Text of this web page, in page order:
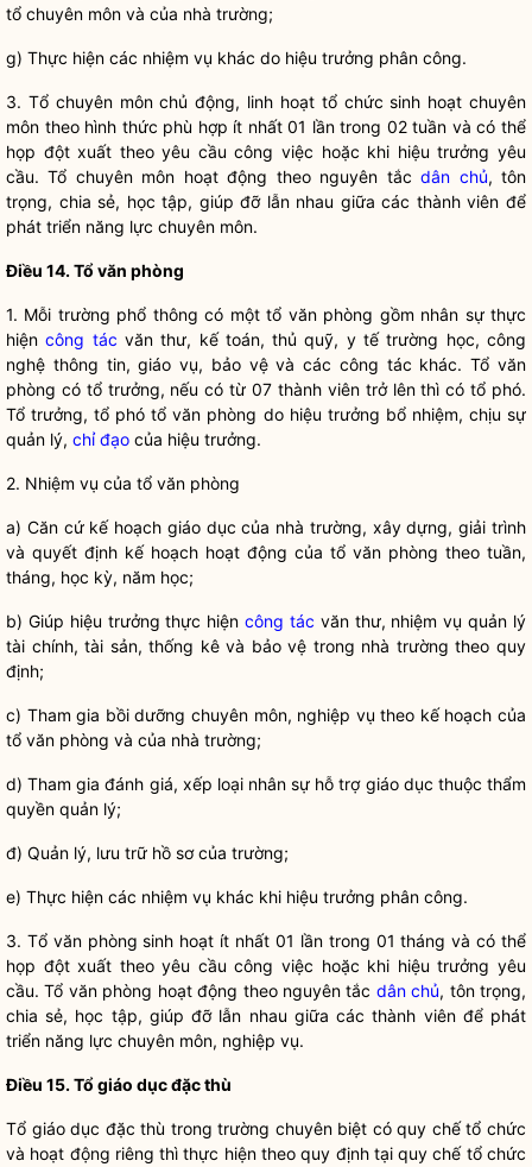
tổ chuyên môn và của nhà trường;
g) Thực hiện các nhiệm vụ khác do hiệu trưởng phân công.
3. Tổ chuyên môn chủ động, linh hoạt tổ chức sinh hoạt chuyên
môn theo hình thức phù hợp ít nhất 01 lần trong 02 tuần và có thể
họp đột xuất theo yêu cầu công việc hoặc khi hiệu trưởng yêu
cầu. Tổ chuyên môn hoạt động theo nguyên tắcdân chủ, tôn
trọng, chia sẻ, học tập, giúp đỡ lẫn nhau giữa các thành viên để
phát triển năng lực chuyên môn.
Điều 14. Tổ văn phòng
1. Mỗi trường phổ thông có một tổ văn phòng gồm nhân sự thực
hiệncông tác văn thư, kế toán, thủ quỹ, y tế trường học, công
nghệ thông tin, giáo vụ, bảo vệ và các công tác khác. Tổ văn
phòng có tổ trưởng, nếu có từ 07 thành viên trở lên thì có tổ phó.
Tổ trưởng, tổ phó tổ văn phòng do hiệu trưởng bổ nhiệm, chịu sự
quản lý, chỉ đạo của hiệu trưởng.
2. Nhiệm vụ của tổ văn phòng
a) Căn cứ kế hoạch giáo dục của nhà trường, xây dựng, giải trình
và quyết định kế hoạch hoạt động của tổ văn phòng theo tuần,
tháng, học kỳ, năm học;
b) Giúp hiệu trưởng thực hiệncông tác văn thư, nhiệm vụ quản lý
tài chính, tài sản, thống kê và bảo vệ trong nhà trường theo quy
định;
c) Tham gia bồi dưỡng chuyên môn, nghiệp vụ theo kế hoạch của
tổ văn phòng và của nhà trường;
d) Tham gia đánh giá, xếp loại nhân sự hỗ trợ giáo dục thuộc thẩm
quyền quản lý;
đ) Quản lý, lưu trữ hồ sơ của trường;
e) Thực hiện các nhiệm vụ khác khi hiệu trưởng phân công.
3. Tổ văn phòng sinh hoạt ít nhất 01 lần trong 01 tháng và có thể
họp đột xuất theo yêu cầu công việc hoặc khi hiệu trưởng yêu
cầu. Tổ văn phòng hoạt động theo nguyên tắc dân chủ, tôn trọng,
chia sẻ, học tập, giúp đỡ lẫn nhau giữa các thành viên để phát
triển năng lực chuyên môn, nghiệp vụ.
Điều 15. Tổ giáo dục đặc thù
Tổ giáo dục đặc thù trong trường chuyên biệt cóquy chếtổ chức
và hoạt động riêng thì thực hiện theo quy định tạiquy chếtổ chức